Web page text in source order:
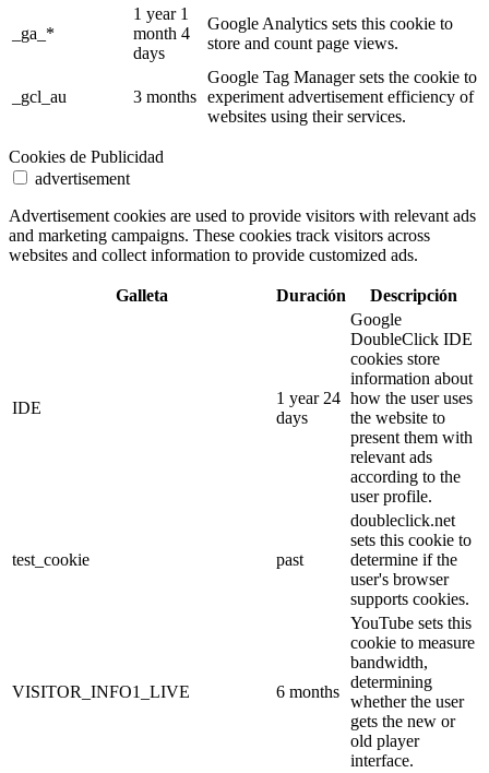
_ga_*
1 year 1
month 4
days
Google Analytics sets this cookie to
store and count page views.
_gcl_au 3 months
Google Tag Manager sets the cookie to
experiment advertisement efficiency of
websites using their services.
Cookies de Publicidad
advertisement
Advertisement cookies are used to provide visitors with relevant ads
and marketing campaigns. These cookies track visitors across
websites and collect information to provide customized ads.
Galleta Duración Descripción
IDE
1 year 24
days
Google
DoubleClick IDE
cookies store
information about
how the user uses
the website to
present them with
relevant ads
according to the
user profile.
test_cookie past
doubleclick.net
sets this cookie to
determine if the
user's browser
supports cookies.
VISITOR_INFO1_LIVE 6 months
YouTube sets this
cookie to measure
bandwidth,
determining
whether the user
gets the new or
old player
interface.